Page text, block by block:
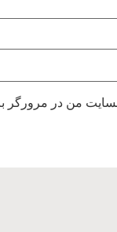
من در مرورگر